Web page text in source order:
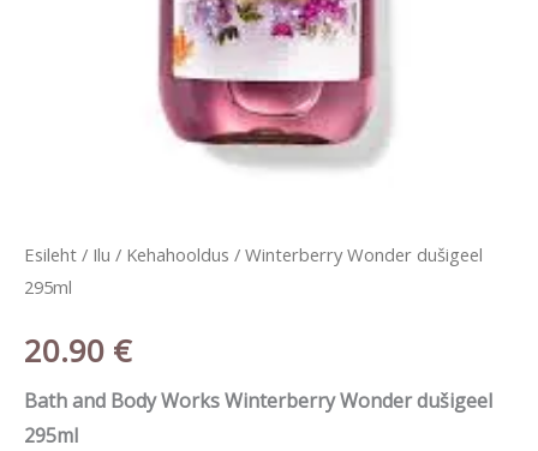
Esileht / Ilu / Kehahooldus / Winterberry Wonder dušigeel
295ml
20.90 €
Bath and Body Works Winterberry Wonder dušigeel
295ml